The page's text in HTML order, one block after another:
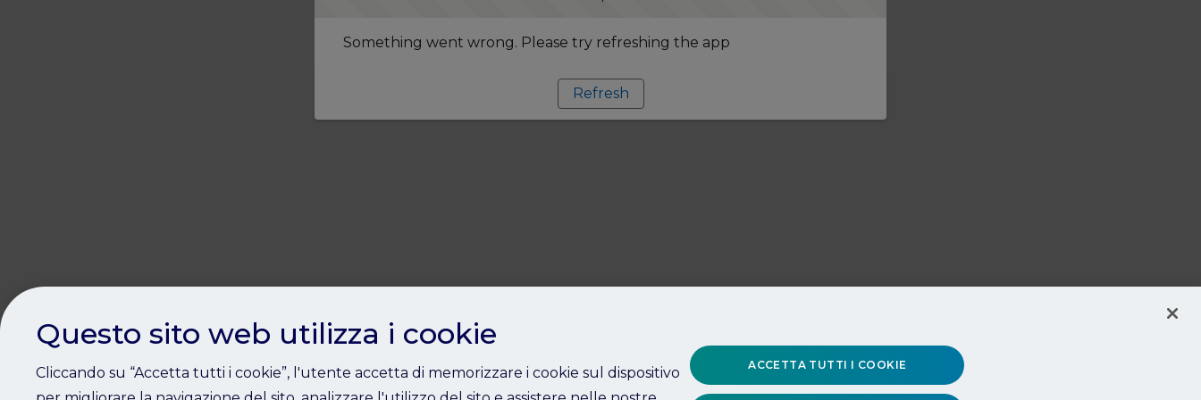
Something went wrong. Please try refreshing the app
Refresh
Questo sito web utilizza i cookie
Cliccando su “Accetta tutti i cookie”, l'utente accetta di memorizzare i cookie sul dispositivo
ACCETTA TUTTI I COOKIE